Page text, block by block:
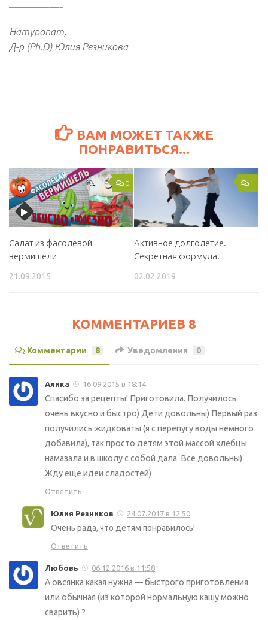
—————-
Натуропат,
Д-р (Ph.D) Юлия Резникова
ВАМ МОЖЕТ ТАКЖЕ
ПОНРАВИТЬСЯ...
0
Салат из фасолевой
вермишели
21.09.2015
1
Активное долголетие.
Cекретная формула.
02.02.2019
КОММЕНТАРИЕВ 8
Комментарии 8 Уведомления 0
Алика 16.09.2015 в 18:14
Спасибо за рецепты! Приготовила. Получилось
очень вкусно и быстро) Дети довольны) Первый раз
получились жидковаты (я с перепугу воды немного
добавила), так просто детям этой массой хлебцы
намазала и в школу с собой дала. Все довольны)
Жду еще идеи сладостей)
Ответить
Юлия Резников 24.07.2017 в 12:50
Очень рада, что детям понравилось!
Ответить
Любовь 06.12.2016 в 11:58
А овсянка какая нужна — быстрого приготовления
или обычная (из которой нормальную кашу можно
сварить) ?